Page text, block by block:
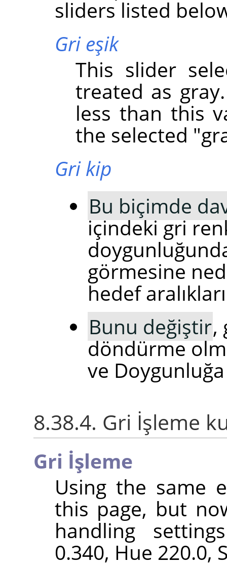
sliders listed
Gri eşik
This slider
treated as
less than this
the selected
Gri kip
Bu biçimde
içindeki gri
görmesine
hedef
Bunu değiştir,
döndürme
ve
8.38.4. Gri İşleme
Gri İşleme
Using the same
this page, but
handling
0.340, Hue 220.0,